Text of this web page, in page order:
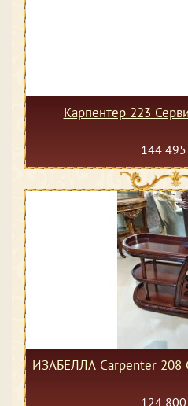
Карпентер 223
144 495
ИЗАБЕЛЛА Сarpenter 208
124 800